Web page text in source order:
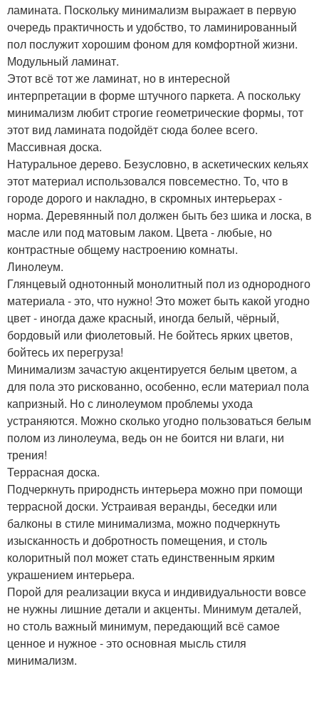
ламината. Поскольку минимализм выражает в первую
очередь практичность и удобство, то ламинированный
пол послужит хорошим фоном для комфортной жизни.
Модульный ламинат.
Этот всё тот же ламинат, но в интересной
интерпретации в форме штучного паркета. А поскольку
минимализм любит строгие геометрические формы, тот
этот вид ламината подойдёт сюда более всего.
Массивная доска.
Натуральное дерево. Безусловно, в аскетических кельях
этот материал использовался повсеместно. То, что в
городе дорого и накладно, в скромных интерьерах -
норма. Деревянный пол должен быть без шика и лоска, в
масле или под матовым лаком. Цвета - любые, но
контрастные общему настроению комнаты.
Линолеум.
Глянцевый однотонный монолитный пол из однородного
материала - это, что нужно! Это может быть какой угодно
цвет - иногда даже красный, иногда белый, чёрный,
бордовый или фиолетовый. Не бойтесь ярких цветов,
бойтесь их перегруза!
Минимализм зачастую акцентируется белым цветом, а
для пола это рискованно, особенно, если материал пола
капризный. Но с линолеумом проблемы ухода
устраняются. Можно сколько угодно пользоваться белым
полом из линолеума, ведь он не боится ни влаги, ни
трения!
Террасная доска.
Подчеркнуть природнсть интерьера можно при помощи
террасной доски. Устраивая веранды, беседки или
балконы в стиле минимализма, можно подчеркнуть
изысканность и добротность помещения, и столь
колоритный пол может стать единственным ярким
украшением интерьера.
Порой для реализации вкуса и индивидуальности вовсе
не нужны лишние детали и акценты. Минимум деталей,
но столь важный минимум, передающий всё самое
ценное и нужное - это основная мысль стиля
минимализм.